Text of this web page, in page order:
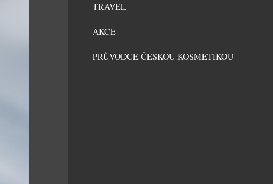
TRAVEL
AKCE
PRŮVODCE ČESKOU KOSMETIKOU